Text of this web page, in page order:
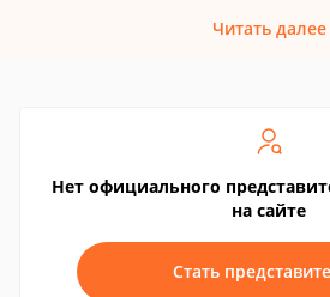
Читать далее
Нет официального
на сайте
Стать